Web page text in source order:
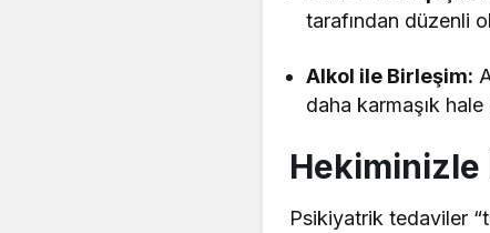
tarafından düzenli
Alkol ile Birleşim:
daha karmaşık
Hekiminizle
Psikiyatrik tedaviler